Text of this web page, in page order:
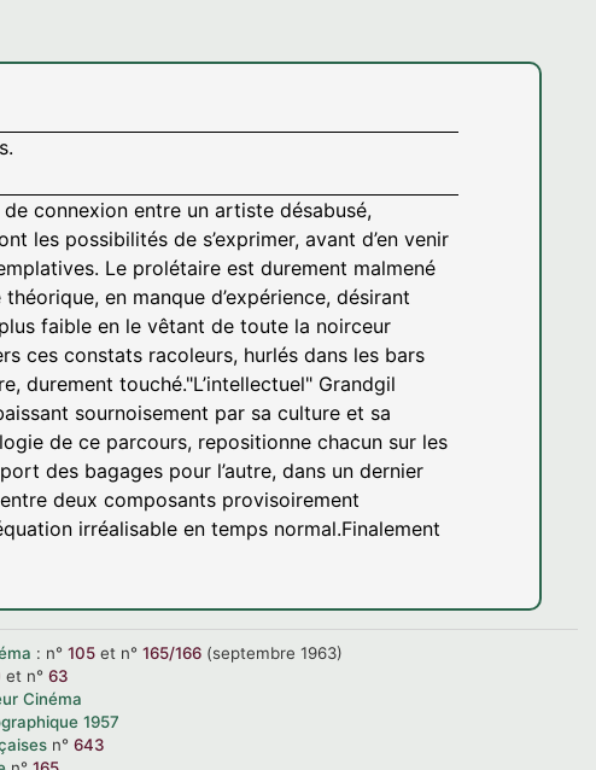
connexion entre un artiste désabusé,
les possibilités de s’exprimer, avant d’en venir
Le prolétaire est durement malmené
en manque d’expérience, désirant
faible en le vêtant de toute la noirceur
ces constats racoleurs, hurlés dans les bars
durement touché."L’intellectuel" Grandgil
sournoisement par sa culture et sa
de ce parcours, repositionne chacun sur les
des bagages pour l’autre, dans un dernier
deux composants provisoirement
irréalisable en temps normal.Finalement
: n° 105 et n° 165/166 (septembre 1963)
et n° 63
Cinéma
1957
n° 643